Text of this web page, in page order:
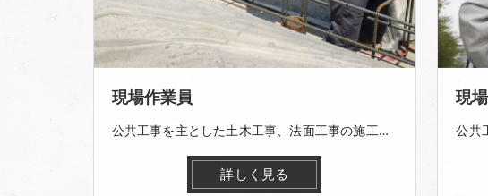
現場作業員
公共工事を主とした土木工事、法面工事の施工を行って頂きます。 ＜主な業務＞ ・金網の設置 ・鉄筋の組立て ・モルタル、コンクリートの吹き付け
詳しく見る
現